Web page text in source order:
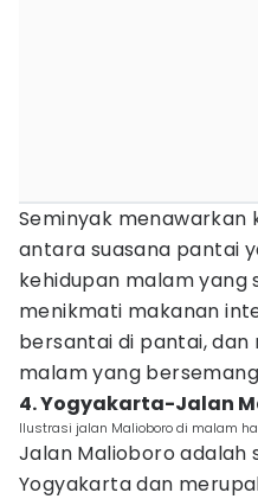
Seminyak menawarkan
antara suasana pantai
kehidupan malam yang
menikmati makanan
bersantai di pantai, dan
malam yang
4. Yogyakarta-Jalan
Ilustrasi jalan Malioboro di malam
Jalan Malioboro adalah
Yogyakarta dan